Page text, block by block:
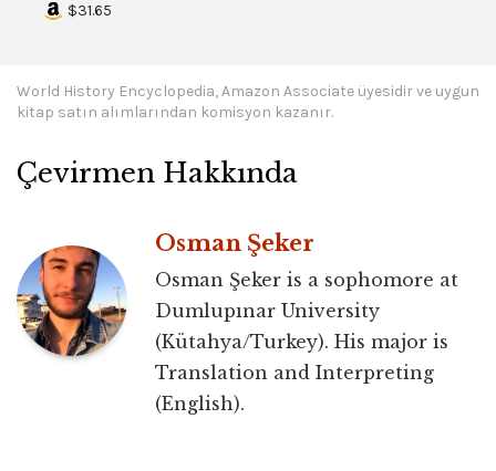
$31.65
World History Encyclopedia, Amazon Associate üyesidir ve uygun
kitap satın alımlarından komisyon kazanır.
Çevirmen Hakkında
Osman Şeker
Osman Şeker is a sophomore at
Dumlupınar University
(Kütahya/Turkey). His major is
Translation and Interpreting
(English).